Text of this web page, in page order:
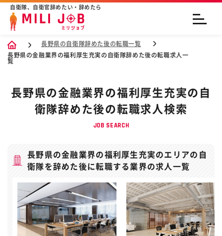
自衛隊、自衛官辞めたい・辞めたら
長野県の自衛隊辞めた後の転職一覧
長野県の金融業界の福利厚生充実の自衛隊辞めた後の転職求人一
覧
長野県の金融業界の福利厚生充実の自
衛隊辞めた後の転職求人検索
JOB SEARCH
長野県の金融業界の福利厚生充実のエリアの自
衛隊を辞めた後に転職する業界の求人一覧